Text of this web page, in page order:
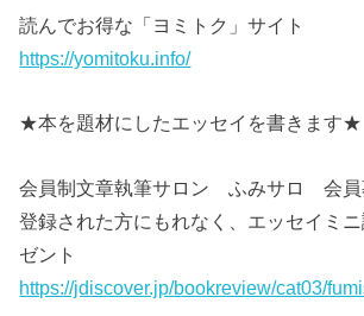
読んでお得な「ヨミトク」サイト
https://yomitoku.info/
★本を題材にしたエッセイを書きます★
会員制文章執筆サロン ふみサロ 会員
登録された方にもれなく、エッセイミ
ゼント
https://jdiscover.jp/bookreview/cat03/